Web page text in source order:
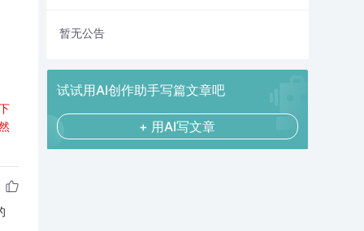
暂无公告
试试用AI创作助手写篇文章吧
+ 用AI写文章